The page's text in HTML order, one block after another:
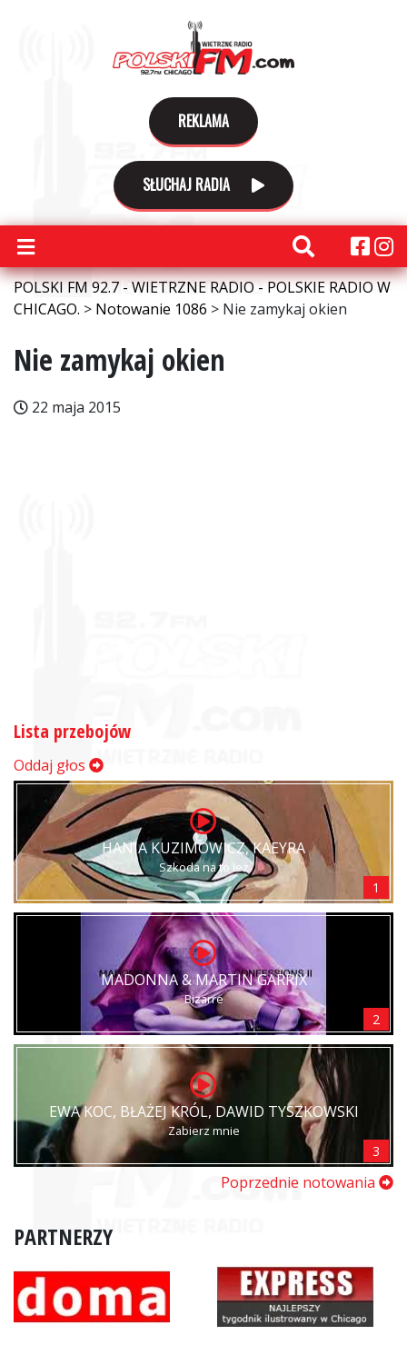
REKLAMA
SŁUCHAJ RADIA
POLSKI FM 92.7 - WIETRZNE RADIO - POLSKIE RADIO W
CHICAGO. > Notowanie 1086 > Nie zamykaj okien
Nie zamykaj okien
22 maja 2015
Lista przebojów
Oddaj głos
HANIA KUZIMOWICZ, KAEYRA
Szkoda na to łez
1
MADONNA & MARTIN GARRIX
Bizarre
2
EWA KOC, BŁAŻEJ KRÓL, DAWID TYSZKOWSKI
Zabierz mnie
3
Poprzednie notowania
PARTNERZY